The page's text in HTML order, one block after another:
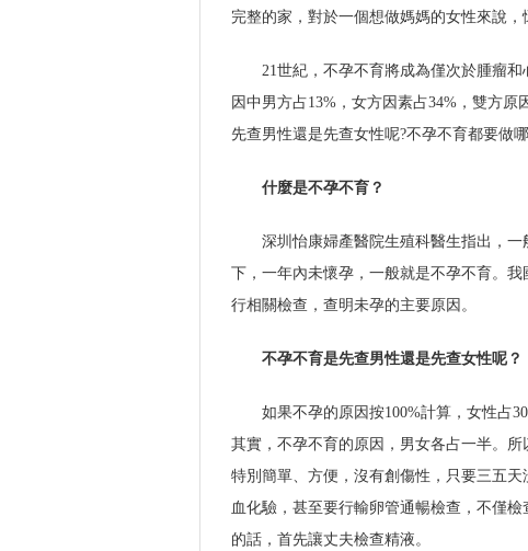
完整的家，對於一個想做媽媽的女性來說，
21世紀，不孕不育將成為僅次於腫瘤
因中男方占13%，女方因素占34%，雙方
先查男性還是先查女性呢?不孕不育都要做
什麼是不孕不育？
深圳怡康婦產醫院生殖科醫生指出，
下，一年內未懷孕，一般就是不孕不育。
行相關檢查，查明未孕的主要原因。
不孕不育是先查男性還是先查女性呢？
如果不孕的原因按100%計算，女性占
其實，不孕不育的原因，男女各占一半。
特別簡單、方便，沒有創傷性，只要三五
血化驗，甚至要行輸卵管通暢檢查，不僅
的話，首先讓丈夫檢查精液。